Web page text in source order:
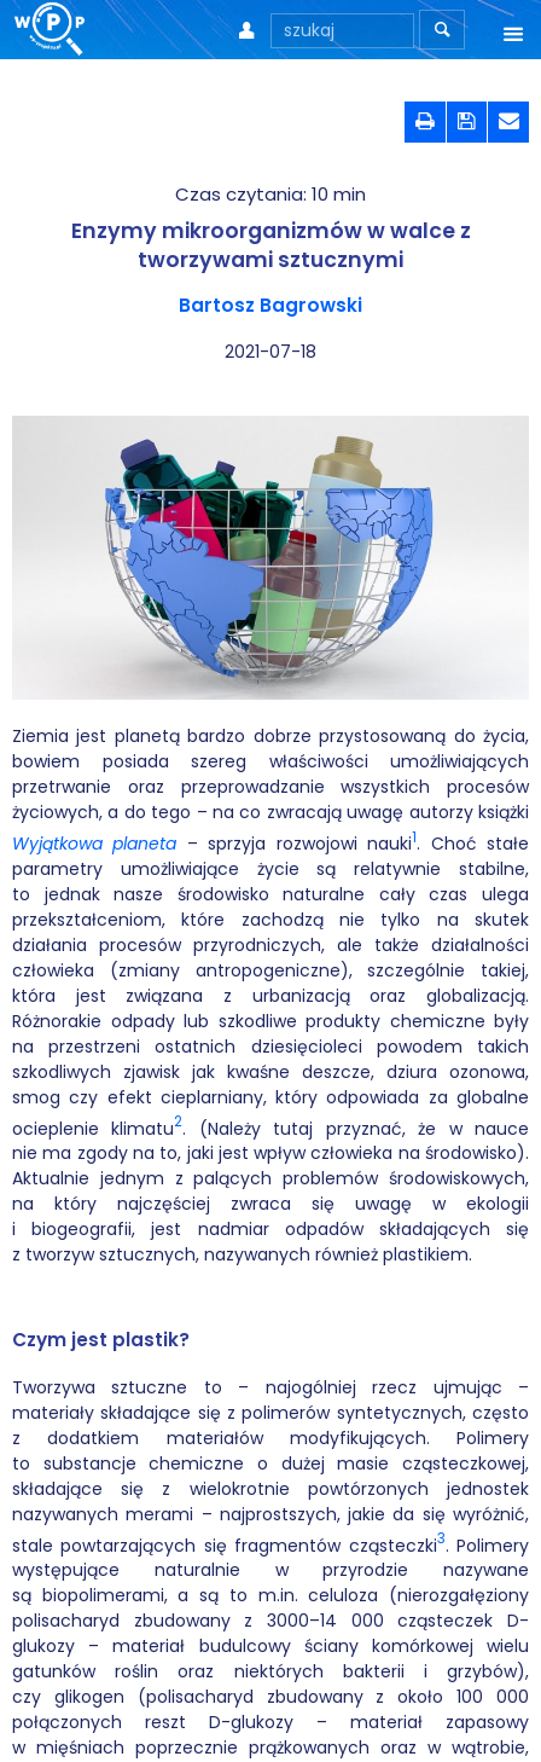

Motto
Aktualności
Teksty
Wprowadzenie
Krytyka teorii ID
Wywiady
Wybór tekstów
Dla autorów
Darmowy ebook
Linki
Księgarnia
FAQ
Spis tekstów
Filmy
Konferencje, webinaria i debaty
Wywiady i wykłady
Podcasty
Filmy
O książkach
 
  
Enzymy mikroorganizmów w walce z
tworzywami sztucznymi
Czas czytania: 10 min
Bartosz Bagrowski
2021-07-18
Ziemia jest planetą bardzo dobrze przystosowaną do życia,
bowiem posiada szereg właściwości umożliwiających
przetrwanie oraz przeprowadzanie wszystkich procesów
życiowych, a do tego – na co zwracają uwagę autorzy książki
Wyjątkowa planeta – sprzyja rozwojowi nauki1. Choć stałe
parametry umożliwiające życie są relatywnie stabilne,
to jednak nasze środowisko naturalne cały czas ulega
przekształceniom, które zachodzą nie tylko na skutek
działania procesów przyrodniczych, ale także działalności
człowieka (zmiany antropogeniczne), szczególnie takiej,
która jest związana z urbanizacją oraz globalizacją.
Różnorakie odpady lub szkodliwe produkty chemiczne były
na przestrzeni ostatnich dziesięcioleci powodem takich
szkodliwych zjawisk jak kwaśne deszcze, dziura ozonowa,
smog czy efekt cieplarniany, który odpowiada za globalne
ocieplenie klimatu2. (Należy tutaj przyznać, że w nauce
nie ma zgody na to, jaki jest wpływ człowieka na środowisko).
Aktualnie jednym z palących problemów środowiskowych,
na który najczęściej zwraca się uwagę w ekologii
i biogeografii, jest nadmiar odpadów składających się
z tworzyw sztucznych, nazywanych również plastikiem.
Czym jest plastik?
Tworzywa sztuczne to – najogólniej rzecz ujmując –
materiały składające się z polimerów syntetycznych, często
z dodatkiem materiałów modyfikujących. Polimery
to substancje chemiczne o dużej masie cząsteczkowej,
składające się z wielokrotnie powtórzonych jednostek
nazywanych merami – najprostszych, jakie da się wyróżnić,
stale powtarzających się fragmentów cząsteczki3. Polimery
występujące naturalnie w przyrodzie nazywane
są biopolimerami, a są to m.in. celuloza (nierozgałęziony
polisacharyd zbudowany z 3000–14 000 cząsteczek D-
glukozy – materiał budulcowy ściany komórkowej wielu
gatunków roślin oraz niektórych bakterii i grzybów),
czy glikogen (polisacharyd zbudowany z około 100 000
połączonych reszt D-glukozy – materiał zapasowy
w mięśniach poprzecznie prążkowanych oraz w wątrobie,